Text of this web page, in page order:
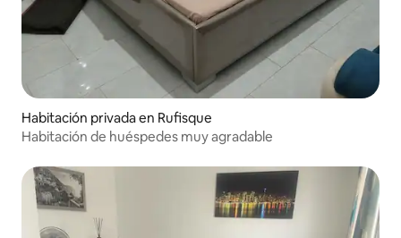
Habitación privada en Rufisque
Habitación de huéspedes muy agradable